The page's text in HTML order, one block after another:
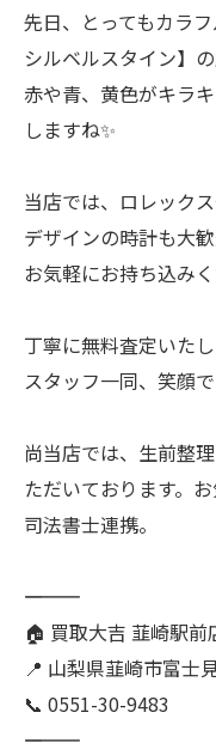
先日、とってもカラ
シルベルスタイン】
赤や青、黄色がキラ
しますね✨
当店では、ロレック
デザインの時計も大
お気軽にお持ち込み
丁寧に無料査定いた
スタッフ一同、笑顔
尚当店では、生前整
ただいております。
司法書士連携。
――――――――――
🏠 買取大吉 韮崎駅前
📍 山梨県韮崎市富士
📞 0551-30-9483
――――――――――